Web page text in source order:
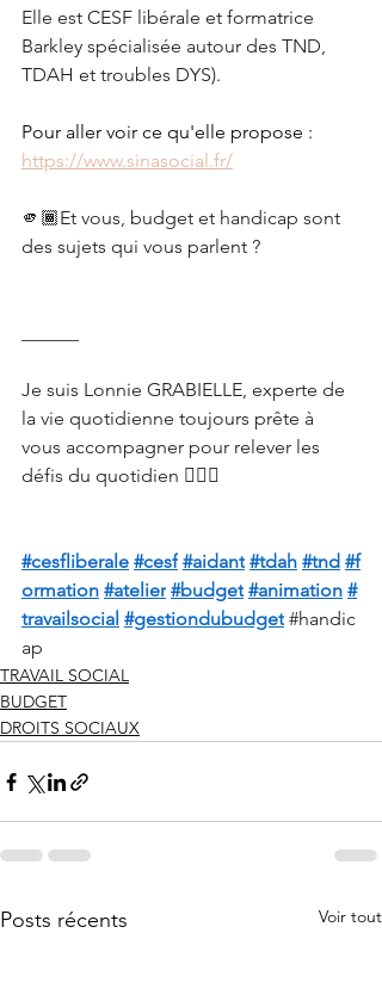
Elle est CESF libérale et formatrice
Barkley spécialisée autour des TND,
TDAH et troubles DYS).
Pour aller voir ce qu'elle propose :
https://www.sinasocial.fr/
🫵🏾Et vous, budget et handicap sont
des sujets qui vous parlent ?
Je suis Lonnie GRABIELLE, experte de
la vie quotidienne toujours prête à
vous accompagner pour relever les
défis du quotidien 🙋🏾‍♀
#cesfliberale #cesf #aidant #tdah #tnd #f
ormation #atelier #budget #animation #
travailsocial #gestiondubudget #handic
ap
TRAVAIL SOCIAL
BUDGET
DROITS SOCIAUX
Posts récents Voir tout